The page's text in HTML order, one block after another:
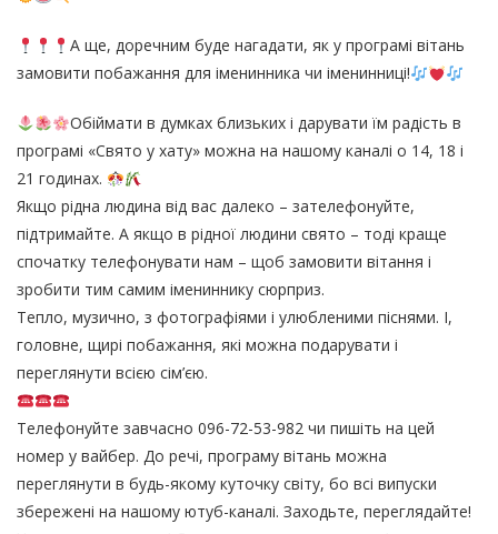
А ще, доречним буде нагадати, як у програмі вітань
замовити побажання для іменинника чи іменинниці!
Обіймати в думках близьких і дарувати їм радість в
програмі «Свято у хату» можна на нашому каналі о 14, 18 і
21 годинах.
Якщо рідна людина від вас далеко – зателефонуйте,
підтримайте. А якщо в рідної людини свято – тоді краще
спочатку телефонувати нам – щоб замовити вітання і
зробити тим самим імениннику сюрприз.
Тепло, музично, з фотографіями і улюбленими піснями. І,
головне, щирі побажання, які можна подарувати і
переглянути всією сім’єю.
Телефонуйте завчасно 096-72-53-982 чи пишіть на цей
номер у вайбер. До речі, програму вітань можна
переглянути в будь-якому куточку світу, бо всі випуски
збережені на нашому ютуб-каналі. Заходьте, переглядайте!